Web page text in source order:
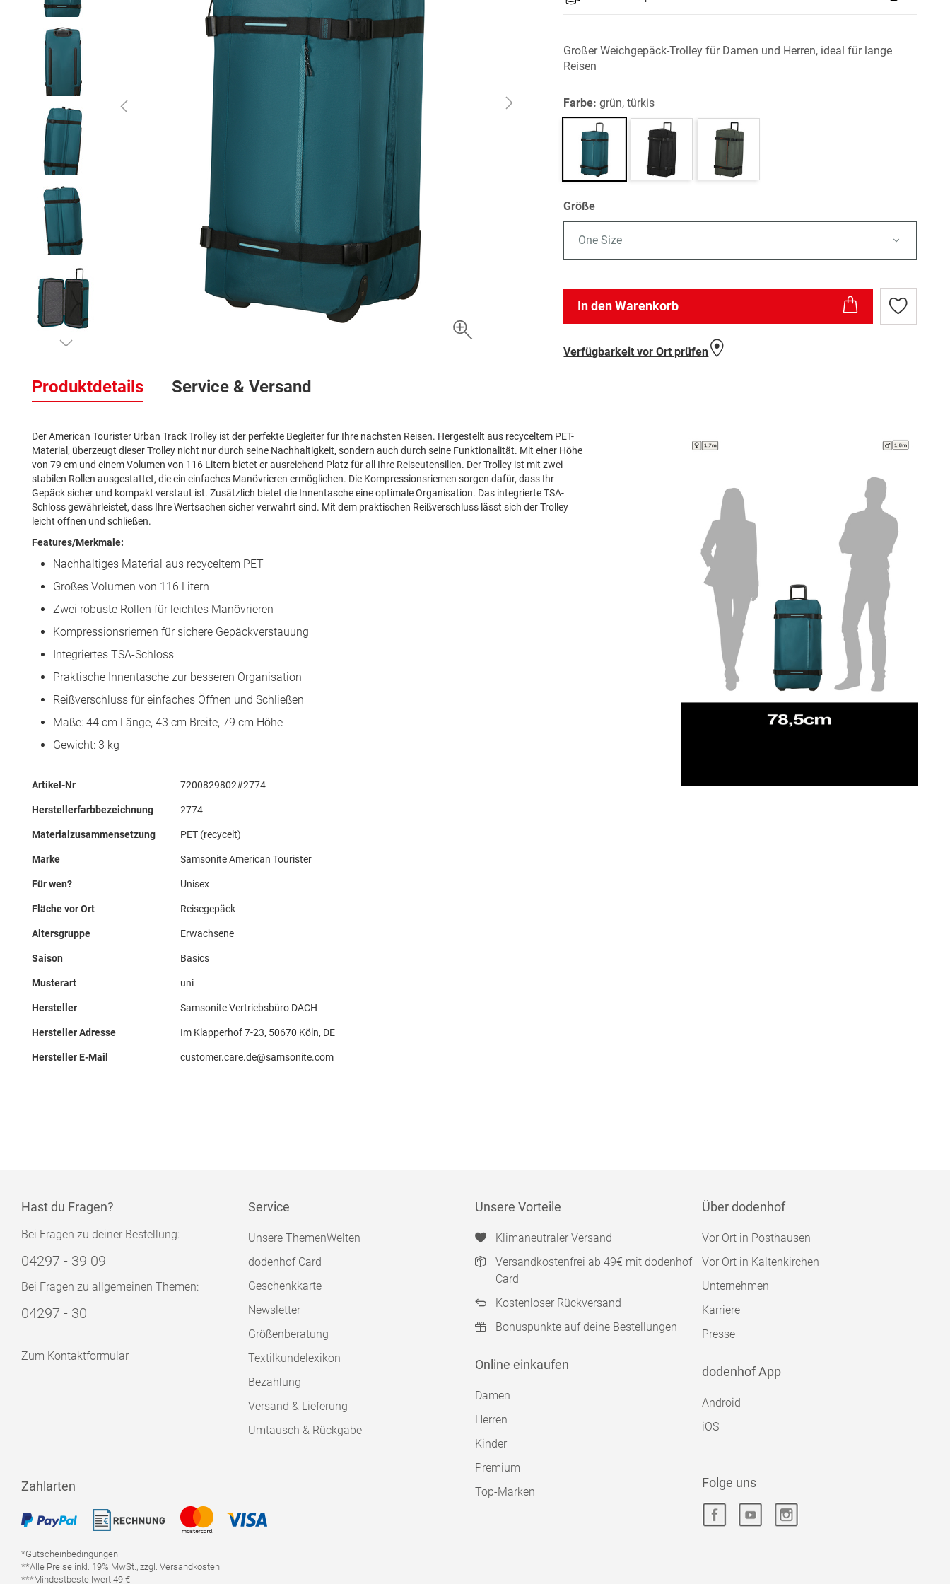
der
Bildergalerie
Großer Weichgepäck-Trolley für Damen und Herren, ideal für lange
Reisen
Farbe:grün, türkis
Größe
One Size
In den Warenkorb
Zur
Wunschliste
Verfügbarkeit vor Ort prüfen
Produktdetails
Der American Tourister Urban Track Trolley ist der perfekte Begleiter für Ihre nächsten Reisen. Hergestellt aus recyceltem PET-
Material, überzeugt dieser Trolley nicht nur durch seine Nachhaltigkeit, sondern auch durch seine Funktionalität. Mit einer Höhe
von 79 cm und einem Volumen von 116 Litern bietet er ausreichend Platz für all Ihre Reiseutensilien. Der Trolley ist mit zwei
stabilen Rollen ausgestattet, die ein einfaches Manövrieren ermöglichen. Die Kompressionsriemen sorgen dafür, dass Ihr
Gepäck sicher und kompakt verstaut ist. Zusätzlich bietet die Innentasche eine optimale Organisation. Das integrierte TSA-
Schloss gewährleistet, dass Ihre Wertsachen sicher verwahrt sind. Mit dem praktischen Reißverschluss lässt sich der Trolley
leicht öffnen und schließen.
Features/Merkmale:
Nachhaltiges Material aus recyceltem PET
Großes Volumen von 116 Litern
Zwei robuste Rollen für leichtes Manövrieren
Kompressionsriemen für sichere Gepäckverstauung
Integriertes TSA-Schloss
Praktische Innentasche zur besseren Organisation
Reißverschluss für einfaches Öffnen und Schließen
Maße: 44 cm Länge, 43 cm Breite, 79 cm Höhe
Gewicht: 3 kg
Mehr
Artikel-Nr 7200829802#2774
Herstellerfarbbezeichnung 2774
Materialzusammensetzung PET (recycelt)
Marke Samsonite American Tourister
Für wen? Unisex
Fläche vor Ort Reisegepäck
Altersgruppe Erwachsene
Saison Basics
Musterart uni
Hersteller Samsonite Vertriebsbüro DACH
Hersteller Adresse Im Klapperhof 7-23, 50670 Köln, DE
Hersteller E-Mail customer.care.de@samsonite.com
Service & Versand
Hast du Fragen?
Bei Fragen zu deiner Bestellung:
04297 - 39 09
Bei Fragen zu allgemeinen Themen:
04297 - 30
Zum Kontaktformular
Service
Unsere ThemenWelten
dodenhof Card
Geschenkkarte
Newsletter
Größenberatung
Textilkundelexikon
Bezahlung
Versand & Lieferung
Umtausch & Rückgabe
Unsere Vorteile
Klimaneutraler Versand
Versandkostenfrei ab 49€ mit dodenhof
Card
Kostenloser Rückversand
Bonuspunkte auf deine Bestellungen
Online einkaufen
Damen
Herren
Kinder
Premium
Top-Marken
Über dodenhof
Vor Ort in Posthausen
Vor Ort in Kaltenkirchen
Unternehmen
Karriere
Presse
dodenhof App
Android
iOS
Zahlarten
*Gutscheinbedingungen
**Alle Preise inkl. 19% MwSt., zzgl. Versandkosten
***Mindestbestellwert 49 €
Folge uns